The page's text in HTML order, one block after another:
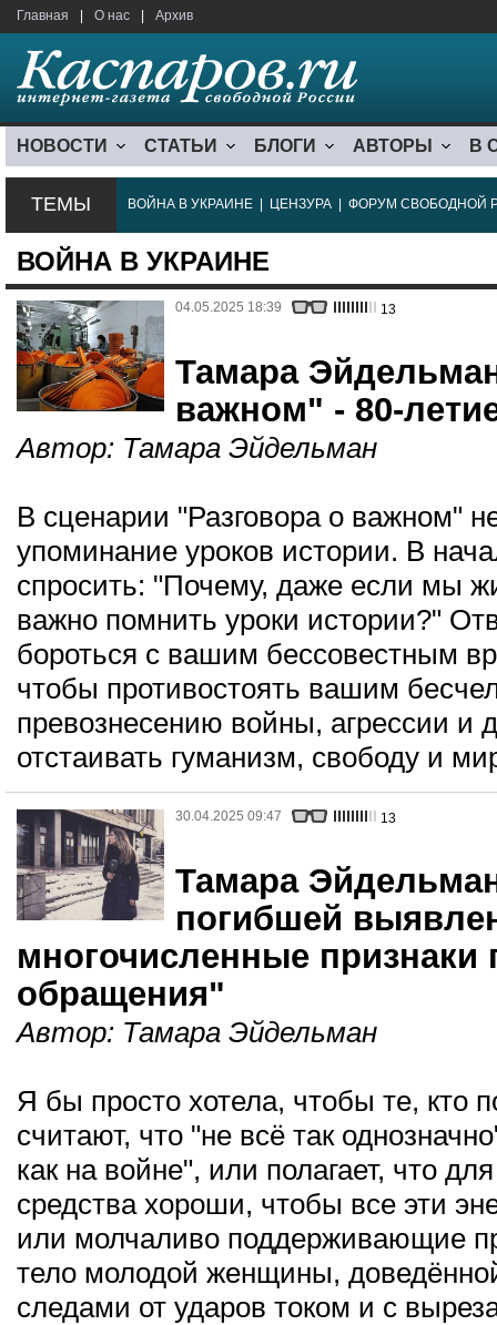
Главная О нас Архив
НОВОСТИ СТАТЬИ БЛОГИ АВТОРЫ В
ТЕМЫ ВОЙНА В УКРАИНЕ ЦЕНЗУРА ФОРУМ СВОБОДНОЙ
ВОЙНА В УКРАИНЕ
04.05.2025 18:39 13
Тамара
важном" - 80-
Автор: Тамара Эйдельман
В сценарии "Разговора о важном"
упоминание уроков истории. В
спросить: "Почему, даже если мы
важно помнить уроки истории?"
бороться с вашим бессовестным
чтобы противостоять вашим
превознесению войны, агрессии и
отстаивать гуманизм, свободу и
30.04.2025 09:47 13
Тамара
погибшей
многочисленные признаки
обращения"
Автор: Тамара Эйдельман
Я бы просто хотела, чтобы те, кто
считают, что "не всё так
как на войне", или полагает, что
средства хороши, чтобы все эти
или молчаливо поддерживающие
тело молодой женщины,
следами от ударов током и с